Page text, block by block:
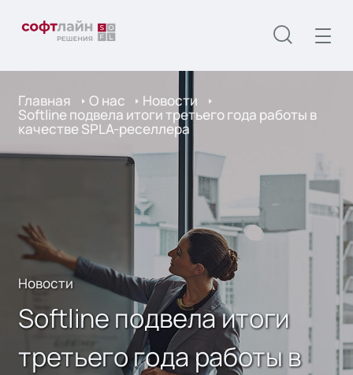
Главная О нас Новости
Softline подвела итоги третьего года работы в
качестве SPLA-реселлера
Новости
Softline подвела итоги
третьего года работы в